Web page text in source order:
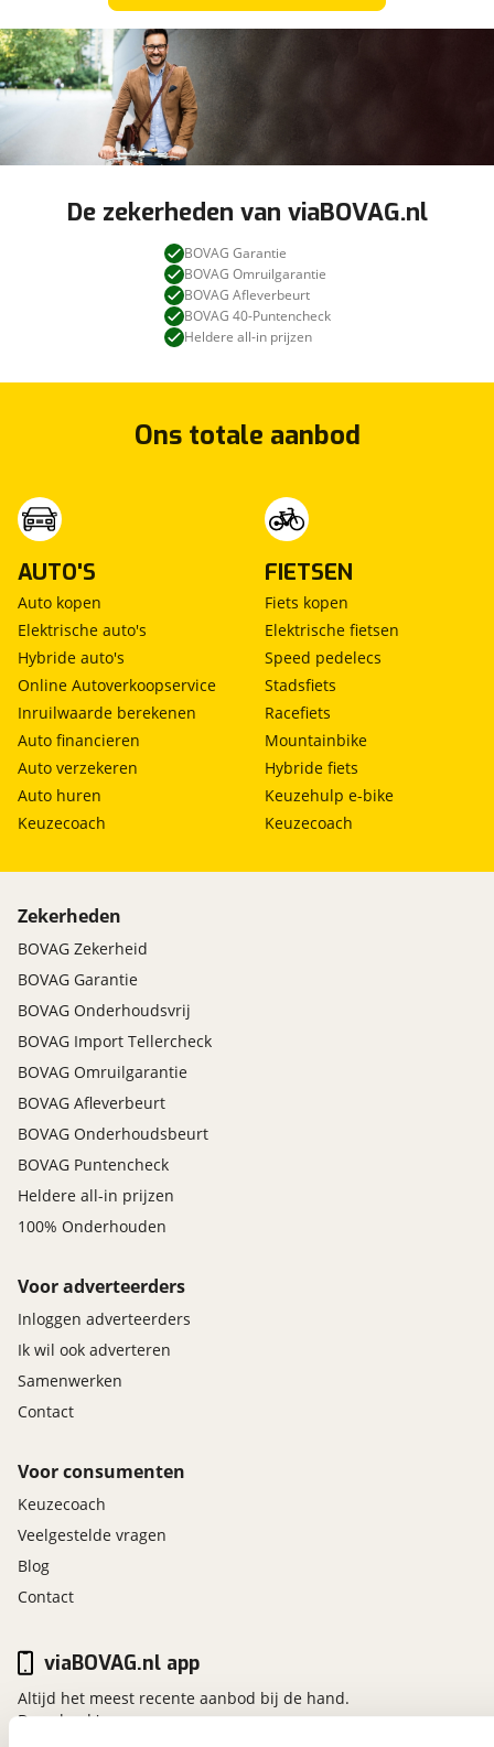
De zekerheden van viaBOVAG.nl
BOVAG Garantie
BOVAG Omruilgarantie
BOVAG Afleverbeurt
BOVAG 40-Puntencheck
Heldere all-in prijzen
Ons totale aanbod
AUTO'S
Auto kopen
Elektrische auto's
Hybride auto's
Online Autoverkoopservice
Inruilwaarde berekenen
Auto financieren
Auto verzekeren
Auto huren
Keuzecoach
FIETSEN
Fiets kopen
Elektrische fietsen
Speed pedelecs
Stadsfiets
Racefiets
Mountainbike
Hybride fiets
Keuzehulp e-bike
Keuzecoach
Zekerheden
BOVAG Zekerheid
BOVAG Garantie
BOVAG Onderhoudsvrij
BOVAG Import Tellercheck
BOVAG Omruilgarantie
BOVAG Afleverbeurt
BOVAG Onderhoudsbeurt
BOVAG Puntencheck
Heldere all-in prijzen
100% Onderhouden
Voor adverteerders
Inloggen adverteerders
Ik wil ook adverteren
Samenwerken
Contact
Voor consumenten
Keuzecoach
Veelgestelde vragen
Blog
Contact
viaBOVAG.nl app
Altijd het meest recente aanbod bij de hand.
Download 'm nu.